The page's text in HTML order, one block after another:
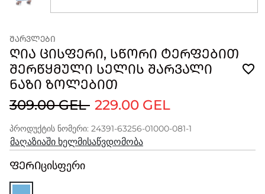
ᲨᲐᲠᲕᲚᲔᲑᲘ
ᲦᲘᲐ ᲪᲘᲡᲤᲔᲠᲘ, ᲡᲬᲝᲠᲘ ᲢᲔᲠᲤᲔᲑᲘᲗ
ᲨᲔᲠᲬᲧᲛᲣᲚᲘ ᲡᲔᲚᲘᲡ ᲨᲐᲠᲕᲐᲚᲘ
ᲜᲐᲖᲘ ᲖᲝᲚᲔᲑᲘᲗ
309.00 GEL 229.00 GEL
პროდუქტის ნომერი: 24391-63256-01000-081-1
მაღაზიაში ხელმისაწვდომობა
ᲤᲔᲠᲘცისფერი